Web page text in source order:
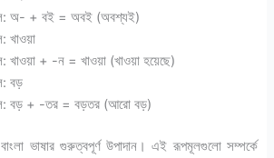
অ- + বই = অবই (অবশ্যই)
খাওয়া
খাওয়া + -ন = খাওয়া (খাওয়া হয়েছে)
বড়
বড় + -তর = বড়তর (আরো বড়)
ভাষার গুরুত্বপূর্ণ উপাদান। এই রূপমূলগুলো সম্পর্কে